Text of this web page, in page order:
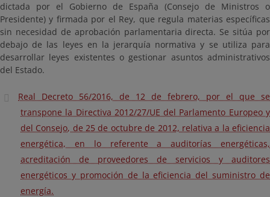
dictada por el Gobierno de España (Consejo de Ministros o
Presidente) y firmada por el Rey, que regula materias específicas
sin necesidad de aprobación parlamentaria directa. Se sitúa por
debajo de las leyes en la jerarquía normativa y se utiliza para
desarrollar leyes existentes o gestionar asuntos administrativos
del Estado.
Real Decreto 56/2016, de 12 de febrero, por el que se
transpone la Directiva 2012/27/UE del Parlamento Europeo y
del Consejo, de 25 de octubre de 2012, relativa a la eficiencia
energética, en lo referente a auditorías energéticas,
acreditación de proveedores de servicios y auditores
energéticos y promoción de la eficiencia del suministro de
energía.